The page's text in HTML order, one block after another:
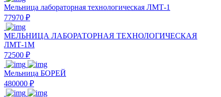
Мельница лабораторная технологическая ЛМТ-1
77970 ₽
МЕЛЬНИЦА ЛАБОРАТОРНАЯ ТЕХНОЛОГИЧЕСКАЯ
ЛМТ-1М
72500 ₽
Мельница БОРЕЙ
480000 ₽